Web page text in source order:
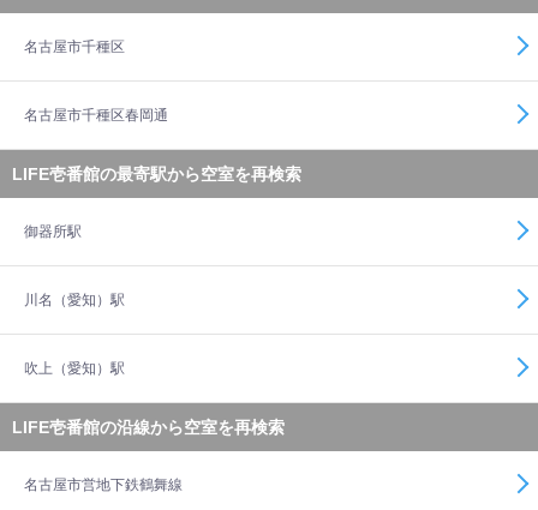
名古屋市千種区
名古屋市千種区春岡通
LIFE壱番館の最寄駅から空室を再検索
御器所駅
川名（愛知）駅
吹上（愛知）駅
LIFE壱番館の沿線から空室を再検索
名古屋市営地下鉄鶴舞線